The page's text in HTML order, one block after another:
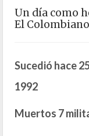
Un día como
El
Sucedió hace
1992
Muertos 7